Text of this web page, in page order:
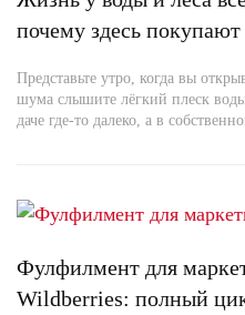
почему здесь
Представьте утро, когда вы
шума слышите лёгкий плеск
даче где-то далеко, а в
Фулфилмент для
Wildberries: полный